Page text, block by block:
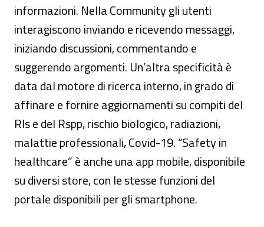
informazioni. Nella Community gli utenti
interagiscono inviando e ricevendo messaggi,
iniziando discussioni, commentando e
suggerendo argomenti. Un’altra specificità è
data dal motore di ricerca interno, in grado di
affinare e fornire aggiornamenti su compiti del
Rls e del Rspp, rischio biologico, radiazioni,
malattie professionali, Covid-19. “Safety in
healthcare” è anche una app mobile, disponibile
su diversi store, con le stesse funzioni del
portale disponibili per gli smartphone.